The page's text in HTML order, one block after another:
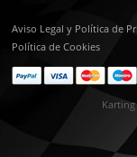
Aviso Legal y Política de
Política de Cookies